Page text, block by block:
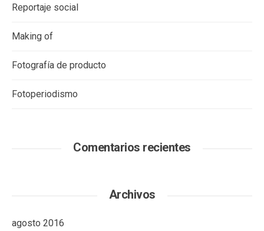
Reportaje social
Making of
Fotografía de producto
Fotoperiodismo
Comentarios recientes
Archivos
agosto 2016